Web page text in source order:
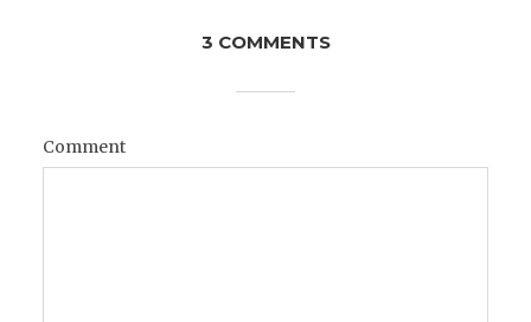
3 COMMENTS
Comment